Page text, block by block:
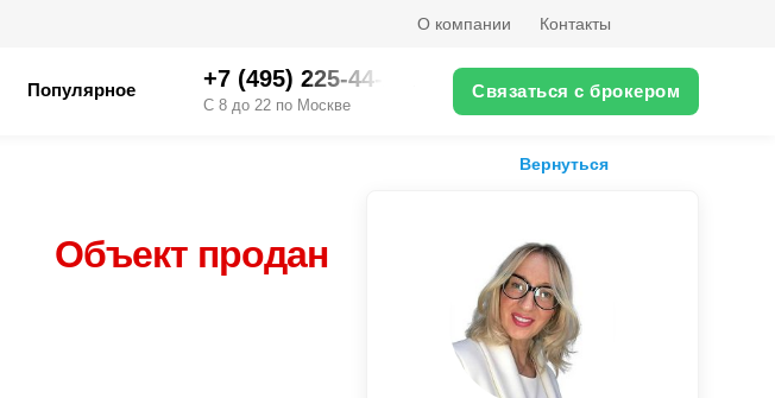
О компании Контакты
Популярное +7 (495) 225-44-XX
С 8 до 22 по Москве
Связаться с брокером
Вернуться
Объект продан